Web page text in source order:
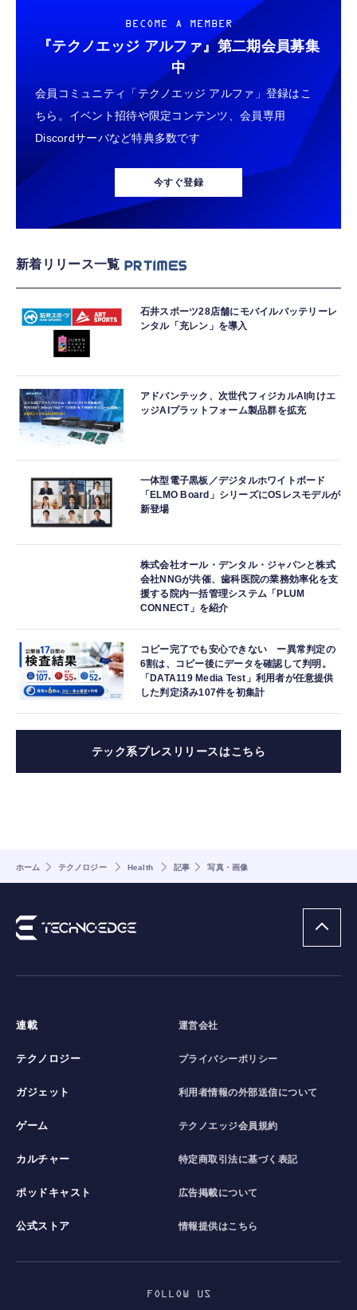
BECOME A MEMBER
『テクノエッジ アルファ』 第二期会員募集
中
会員コミュニティ「テクノエッジ アルファ」登録はこ
ちら。イベント招待や限定コンテンツ、会員専用
Discordサーバなど特典多数です
今すぐ登録
新着リリース一覧
石井スポーツ28店舗にモバイルバッテリーレ
ンタル「充レン」を導入
アドバンテック、次世代フィジカルAI向けエ
ッジAIプラットフォーム製品群を拡充
一体型電子黒板／デジタルホワイトボード
「ELMO Board」シリーズにOSレスモデルが
新登場
株式会社オール・デンタル・ジャパンと株式
会社NNGが共催、歯科医院の業務効率化を支
援する院内一括管理システム「PLUM
CONNECT」を紹介
コピー完了でも安心できない ー異常判定の
6割は、コピー後にデータを確認して判明。
「DATA119 Media Test」利用者が任意提供
した判定済み107件を初集計
テック系プレスリリースはこちら
ホーム テクノロジー Health 記事 写真・画像
連載
テクノロジー
ガジェット
ゲーム
カルチャー
ポッドキャスト
公式ストア
運営会社
プライバシーポリシー
利用者情報の外部送信について
テクノエッジ会員規約
特定商取引法に基づく表記
広告掲載について
情報提供はこちら
FOLLOW US